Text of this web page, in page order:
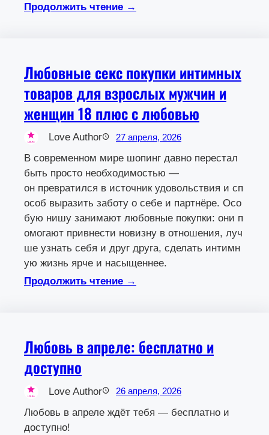
Продолжить чтение →
Любовные секс покупки интимных
товаров для взрослых мужчин и
женщин 18 плюс с любовью
Love Author 27 апреля, 2026
В современном мире шопинг давно перестал
быть просто необходимостью —
он превратился в источник удовольствия и сп
особ выразить заботу о себе и партнёре. Осо
бую нишу занимают любовные покупки: они п
омогают привнести новизну в отношения, луч
ше узнать себя и друг друга, сделать интимн
ую жизнь ярче и насыщеннее.
Продолжить чтение →
Любовь в апреле: бесплатно и
доступно
Love Author 26 апреля, 2026
Любовь в апреле ждёт тебя — бесплатно и
доступно!